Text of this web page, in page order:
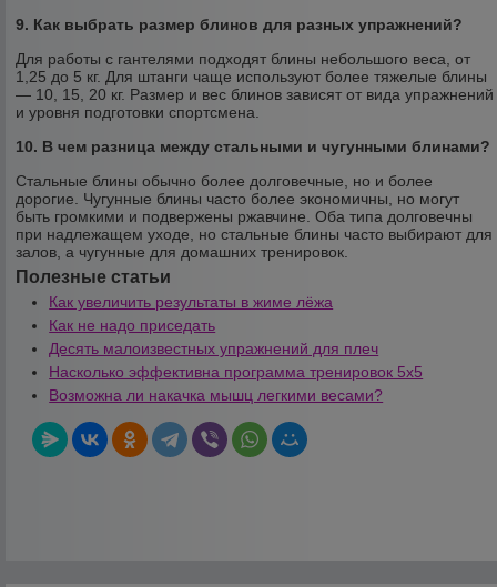
9. Как выбрать размер блинов для разных упражнений?
Для работы с гантелями подходят блины небольшого веса, от
1,25 до 5 кг. Для штанги чаще используют более тяжелые блины
— 10, 15, 20 кг. Размер и вес блинов зависят от вида упражнений
и уровня подготовки спортсмена.
10. В чем разница между стальными и чугунными блинами?
Стальные блины обычно более долговечные, но и более
дорогие. Чугунные блины часто более экономичны, но могут
быть громкими и подвержены ржавчине. Оба типа долговечны
при надлежащем уходе, но стальные блины часто выбирают для
залов, а чугунные для домашних тренировок.
Полезные статьи
Как увеличить результаты в жиме лёжа
Как не надо приседать
Десять малоизвестных упражнений для плеч
Насколько эффективна программа тренировок 5х5
Возможна ли накачка мышц легкими весами?